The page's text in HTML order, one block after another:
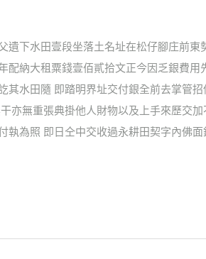
遺下水田壹段坐落土名址在松仔腳庄前
配納大租粟錢壹佰貳拾文正今因乏銀費
其水田隨 即踏明界址交付銀全前去掌管
亦無重張典掛他人財物以及上手來歷交
執為照 即日仝中交收過永耕田契字內佛